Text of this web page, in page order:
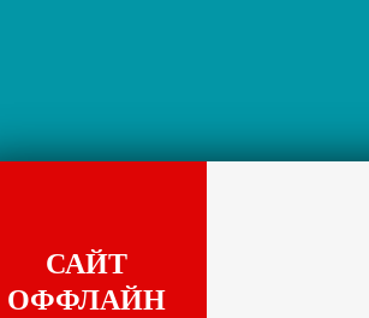
САЙТ
ОФФЛАЙН